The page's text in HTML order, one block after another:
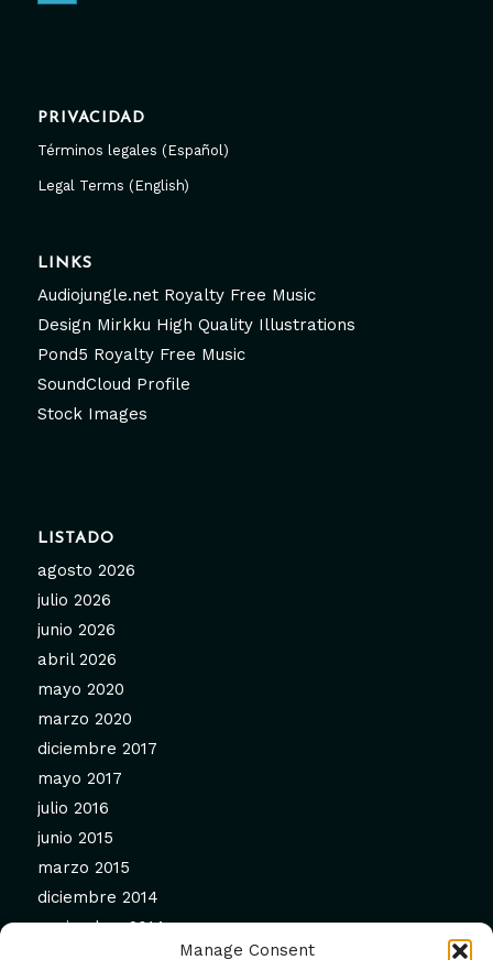
Manage Consent
PRIVACIDAD
Términos legales (Español)
Legal Terms (English)
LINKS
Audiojungle.net Royalty Free Music
Design Mirkku High Quality Illustrations
Pond5 Royalty Free Music
SoundCloud Profile
Stock Images
LISTADO
agosto 2026
julio 2026
junio 2026
abril 2026
mayo 2020
marzo 2020
diciembre 2017
mayo 2017
julio 2016
junio 2015
marzo 2015
diciembre 2014
noviembre 2014